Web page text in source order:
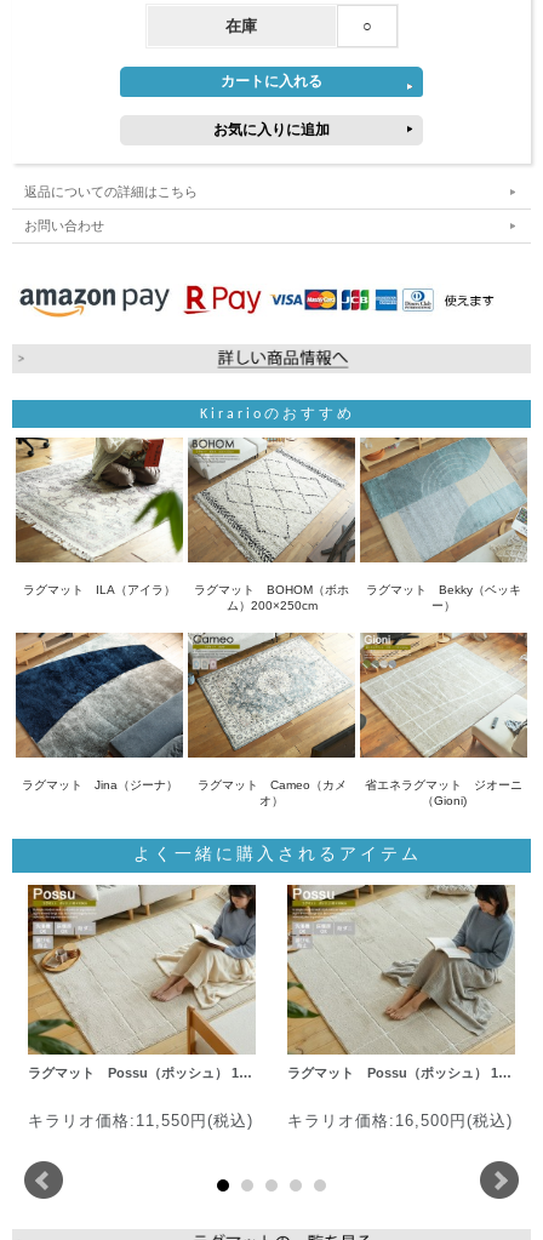
在庫 ○
返品についての詳細はこちら
お問い合わせ
Kirarioのおすすめ
ラグマット ILA（アイラ）
ラグマット BOHOM（ボホ
ム）200×250cm
ラグマット Bekky（ベッキ
ー）
ラグマット Jina（ジーナ）
ラグマット Cameo（カメ
オ）
省エネラグマット ジオーニ
（Gioni)
よく一緒に購入されるアイテム
ラグマット Possu（ポッシュ） 1…
キラリオ価格:11,550円(税込)
ラグマット Possu（ポッシュ） 1…
キラリオ価格:16,500円(税込)